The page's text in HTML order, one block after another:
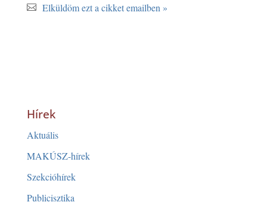
Elküldöm ezt a cikket emailben »
Hírek
Aktuális
MAKÚSZ-hírek
Szekcióhírek
Publicisztika